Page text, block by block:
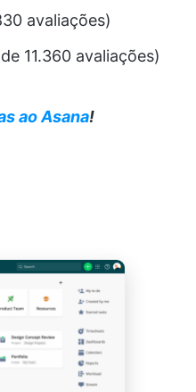
avaliações)
11.360 avaliações)
ao Asana!